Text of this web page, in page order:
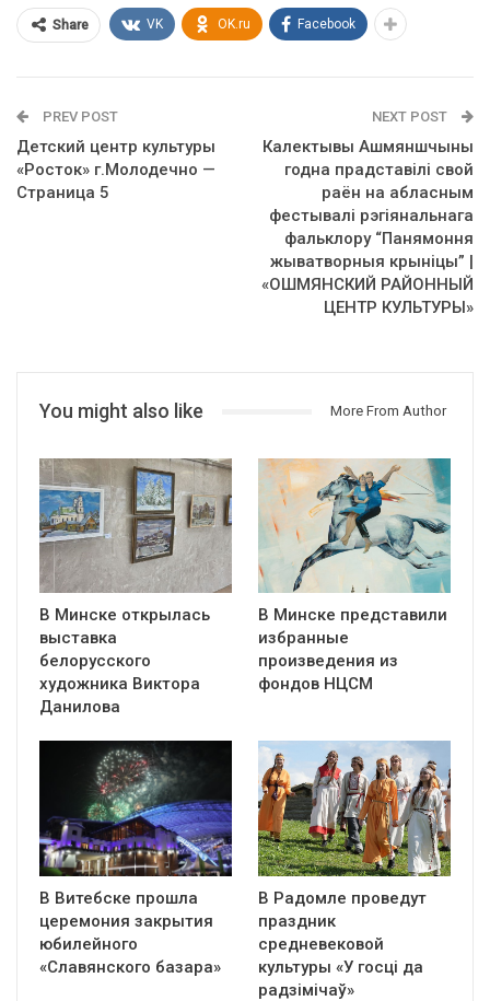
Share VK OK.ru Facebook
PREV POST
Детский центр культуры
«Росток» г.Молодечно —
Страница 5
NEXT POST
Калектывы Ашмяншчыны
годна прадставілі свой
раён на абласным
фестывалі рэгіянальнага
фальклору “Панямоння
жыватворныя крыніцы” |
«ОШМЯНСКИЙ РАЙОННЫЙ
ЦЕНТР КУЛЬТУРЫ»
You might also like More From Author
В Минске открылась
выставка
белорусского
художника Виктора
Данилова
В Минске представили
избранные
произведения из
фондов НЦСМ
В Витебске прошла
церемония закрытия
юбилейного
«Славянского базара»
В Радомле проведут
праздник
средневековой
культуры «У госці да
радзімічаў»